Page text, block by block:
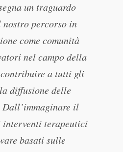
un traguardo
percorso in
come comunità
nel campo della
a tutti gli
diffusione delle
il
interventi terapeutici
basati sulle